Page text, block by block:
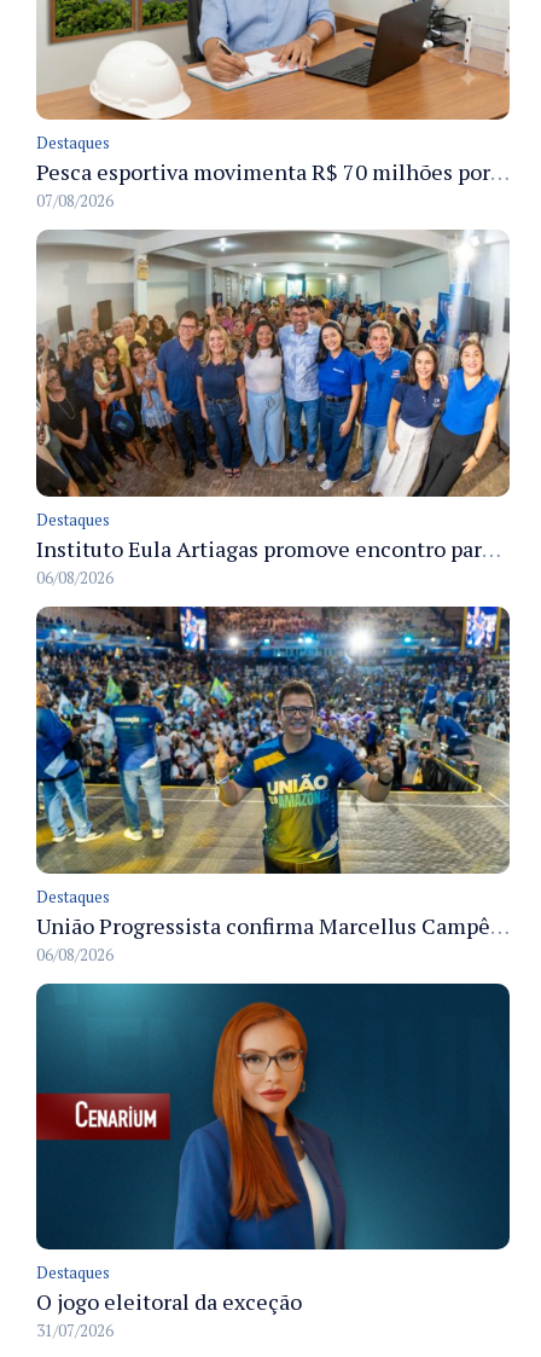
Destaques
Pesca esportiva movimenta R$ 70 milhões por ano e ganha espaço na economia sustentável do Amazonas
07/08/2026
Destaques
Instituto Eula Artiagas promove encontro para discutir melhorias para o bairro Petrópolis
06/08/2026
Destaques
União Progressista confirma Marcellus Campêlo como candidato a deputado estadual
06/08/2026
Destaques
O jogo eleitoral da exceção
31/07/2026